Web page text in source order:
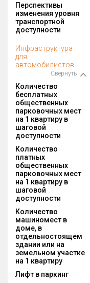
Перспективы
изменения уровня
транспортной
доступности
Инфраструктура
для
автомобилистов
Свернуть
Количество
бесплатных
общественных
парковочных мест
на 1 квартиру в
шаговой
доступности
Количество
платных
общественных
парковочных мест
на 1 квартиру в
шаговой
доступности
Количество
машиномест в
доме, в
отдельностоящем
здании или на
земельном участке
на 1 квартиру
Лифт в паркинг